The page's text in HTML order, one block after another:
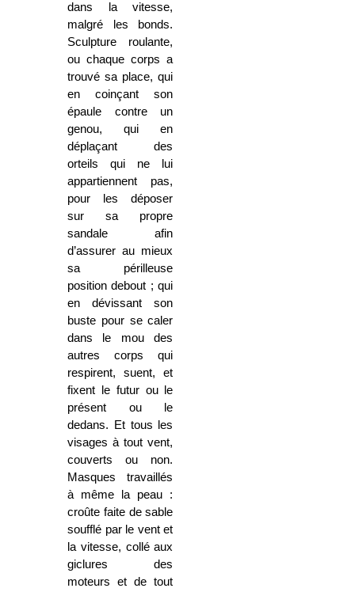
dans la vitesse,
malgré les bonds.
Sculpture roulante,
ou chaque corps a
trouvé sa place, qui
en coinçant son
épaule contre un
genou, qui en
déplaçant des
orteils qui ne lui
appartiennent pas,
pour les déposer
sur sa propre
sandale afin
d’assurer au mieux
sa périlleuse
position debout ; qui
en dévissant son
buste pour se caler
dans le mou des
autres corps qui
respirent, suent, et
fixent le futur ou le
présent ou le
dedans. Et tous les
visages à tout vent,
couverts ou non.
Masques travaillés
à même la peau :
croûte faite de sable
soufflé par le vent et
la vitesse, collé aux
giclures des
moteurs et de tout